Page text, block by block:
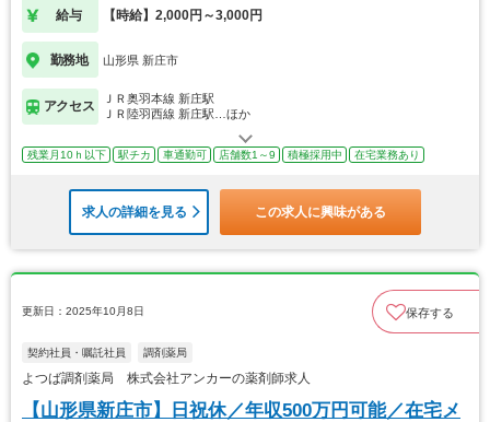
給与 【時給】2,000円～3,000円
勤務地 山形県 新庄市
アクセス
ＪＲ奥羽本線 新庄駅
ＪＲ陸羽西線 新庄駅…ほか
残業月10ｈ以下 駅チカ 車通勤可 店舗数1～9 積極採用中 在宅業務あり
求人の詳細を見る この求人に興味がある
更新日：2025年10月8日 保存する
契約社員・嘱託社員 調剤薬局
よつば調剤薬局 株式会社アンカーの薬剤師求人
【山形県新庄市】日祝休／年収500万円可能／在宅メ